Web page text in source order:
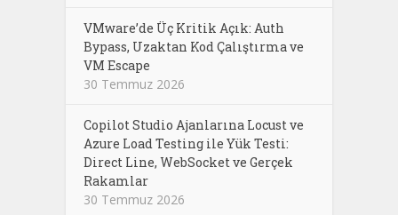
VMware’de Üç Kritik Açık: Auth
Bypass, Uzaktan Kod Çalıştırma ve
VM Escape
30 Temmuz 2026
Copilot Studio Ajanlarına Locust ve
Azure Load Testing ile Yük Testi:
Direct Line, WebSocket ve Gerçek
Rakamlar
30 Temmuz 2026